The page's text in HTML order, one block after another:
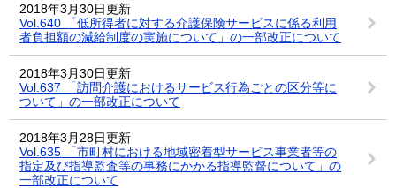
2018年3月30日更新
Vol.640 「低所得者に対する介護保険サービスに係る利用
者負担額の減給制度の実施について」の一部改正について
2018年3月30日更新
Vol.637 「訪問介護におけるサービス行為ごとの区分等に
ついて」の一部改正について
2018年3月28日更新
Vol.635 「市町村における地域密着型サービス事業者等の
指定及び指導監査等の事務にかかる指導監督について」の
一部改正について